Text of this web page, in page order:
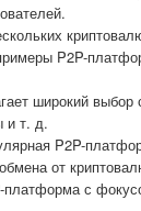
P2P-
широкий
и т. д.
P2P-
от
платформа с